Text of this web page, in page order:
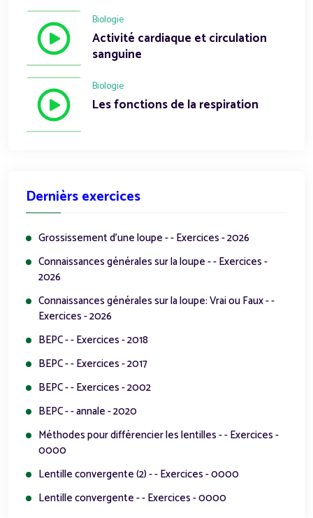
Biologie
Activité cardiaque et circulation
sanguine
Biologie
Les fonctions de la respiration
Dernièrs exercices
Grossissement d'une loupe - - Exercices - 2026
Connaissances générales sur la loupe - - Exercices -
2026
Connaissances générales sur la loupe: Vrai ou Faux - -
Exercices - 2026
BEPC - - Exercices - 2018
BEPC - - Exercices - 2017
BEPC - - Exercices - 2002
BEPC - - annale - 2020
Méthodes pour différencier les lentilles - - Exercices -
0000
Lentille convergente (2) - - Exercices - 0000
Lentille convergente - - Exercices - 0000